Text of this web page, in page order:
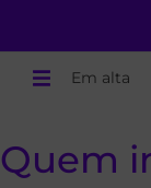
Em alta
Quem